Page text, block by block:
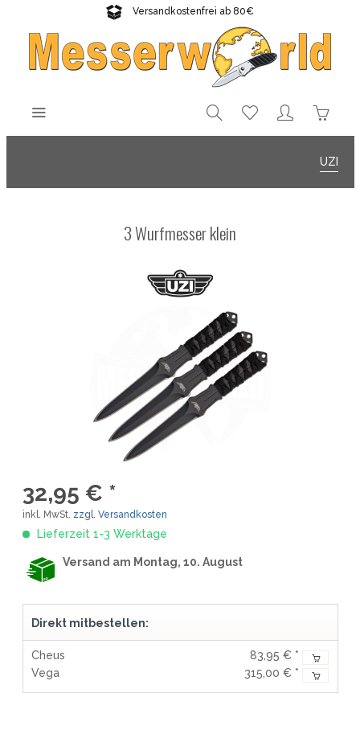
Versandkostenfrei ab 80€
Gratisversand sichern!
UZI
3 Wurfmesser klein
32,95 € *
inkl. MwSt. zzgl. Versandkosten
Lieferzeit 1-3 Werktage
Versand am Montag, 10. August
Direkt mitbestellen:
Cheus
83,95 € *
Vega
315,00 € *